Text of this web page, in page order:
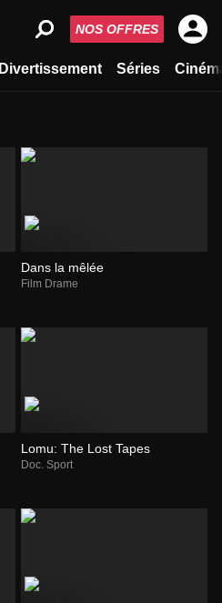
Divertissement Séries
NOS OFFRES
Dans la mêlée
Film Drame
Lomu: The Lost Tapes
Doc. Sport